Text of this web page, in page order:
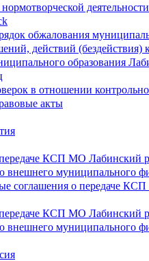
деятельности
обжалования
действий (бездействия)
образования
в отношении
акты
КСП МО Лабинский
внешнего муниципального
соглашения о передаче
КСП МО Лабинский
внешнего муниципального